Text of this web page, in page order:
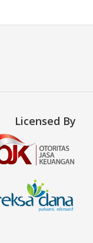
Licensed By